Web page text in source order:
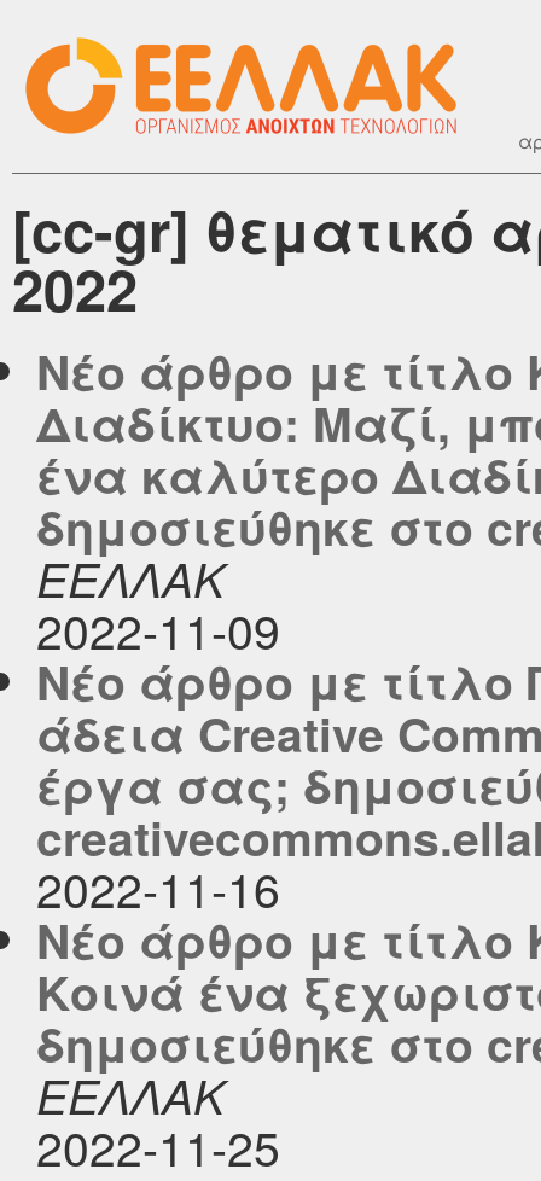
[cc-gr] θεματικό
2022
Νέο άρθρο με
Διαδίκτυο: Μαζί,
ένα καλύτερο
δημοσιεύθηκε στο
ΕΕΛΛΑΚ
2022-11-09
Νέο άρθρο με
άδεια Creative
έργα σας;
2022-11-16
Νέο άρθρο με
Κοινά ένα
δημοσιεύθηκε στο
ΕΕΛΛΑΚ
2022-11-25